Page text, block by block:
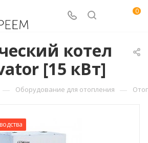
0
котел
[15 кВт]
— Оборудование для отопления —